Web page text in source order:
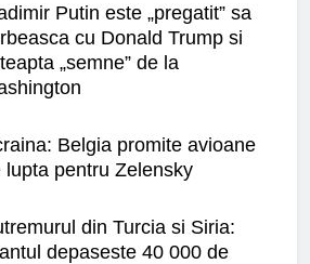
Putin este „pregatit” sa
cu Donald Trump si
„semne” de la
Belgia promite avioane
lupta pentru Zelensky
din Turcia si Siria:
depaseste 40 000 de